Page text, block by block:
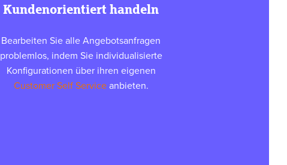
Kundenorientiert handeln
Bearbeiten Sie alle Angebotsanfragen
problemlos, indem Sie individualisierte
Konfigurationen über ihren eigenen
Customer Self Serviceanbieten.